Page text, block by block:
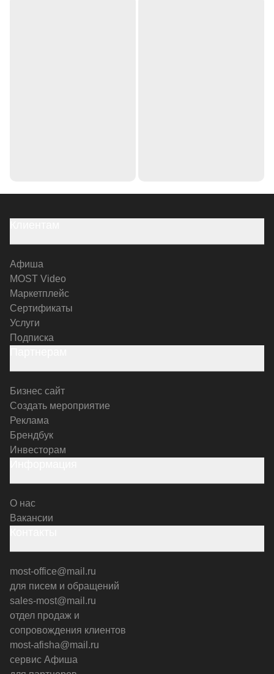
Афиша
MOST Video
Маркетплейс
Сертификаты
Услуги
Подписка
Бизнес сайт
Создать мероприятие
Реклама
Брендбук
Инвесторам
О нас
Вакансии
most-office@mail.ru
для писем и обращений
sales-most@mail.ru
отдел продаж и
сопровождения клиентов
most-afisha@mail.ru
сервис Афиша